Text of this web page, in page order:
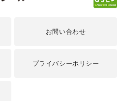
お問い合わせ
プライバシーポリシー